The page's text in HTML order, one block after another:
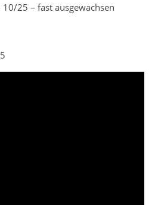
25 – fast ausgewachsen